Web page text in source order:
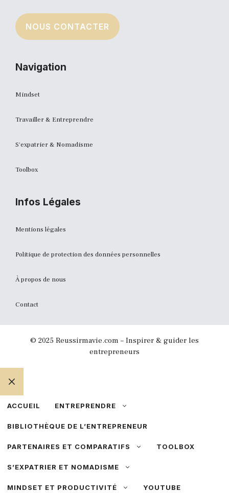
NOUS CONTACTER
Navigation
Mindset
Travailler & Entreprendre
S'expatrier & Nomadisme
Toolbox
Infos Légales
Mentions légales
Politique de protection des données personnelles
À propos de nous
Contact
© 2025 Reussirmavie.com – Inspirer & guider les
entrepreneurs
FERMER
ACCUEIL ENTREPRENDRE
BIBLIOTHÈQUE DE L’ENTREPRENEUR
PARTENAIRES ET COMPARATIFS TOOLBOX
S’EXPATRIER ET NOMADISME
MINDSET ET PRODUCTIVITÉ YOUTUBE